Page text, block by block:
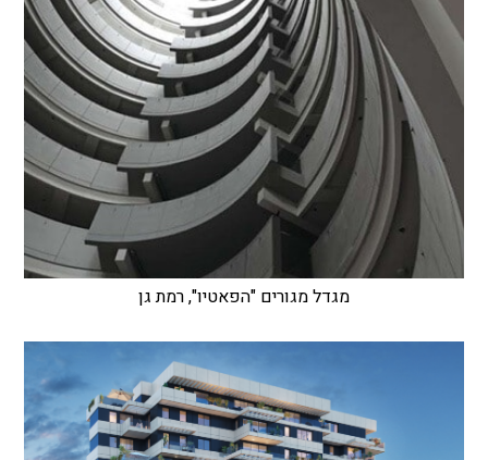
מגדל מגורים "הפאטיו", רמת גן